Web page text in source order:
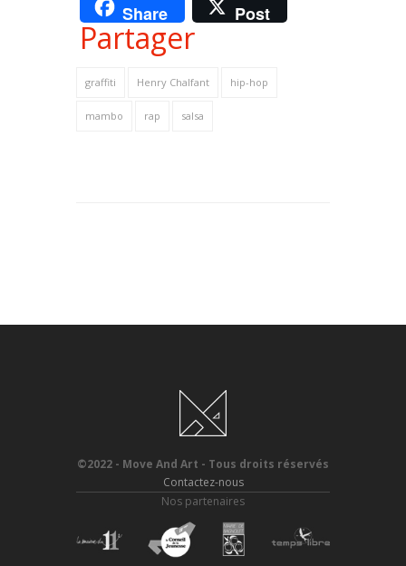
Share Post
Partager
graffiti Henry Chalfant hip-hop
mambo rap salsa
©2022 - Move And Art - Tous droits réservés
Contactez-nous
Nos partenaires